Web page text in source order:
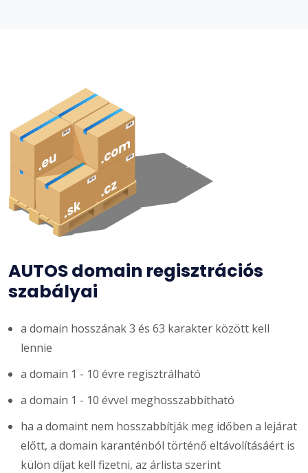
AUTOS domain regisztrációs
szabályai
a domain hosszának 3 és 63 karakter között kell
lennie
a domain 1 - 10 évre regisztrálható
a domain 1 - 10 évvel meghosszabbítható
ha a domaint nem hosszabbítják meg időben a lejárat
előtt, a domain karanténból történő eltávolításáért is
külön díjat kell fizetni, az árlista szerint